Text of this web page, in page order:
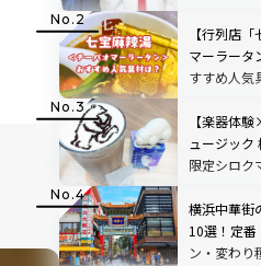
【行列店
マーラータ
すすめ人気
【楽器体
ュージック
限定シロク
横浜中華街
10選！定
ン・変わり